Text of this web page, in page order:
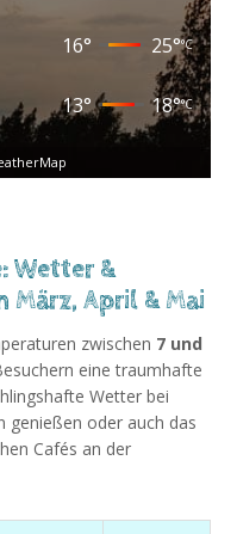
16° 25°°C
13° 18°°C
Wetter &
April & Mai
zwischen 7 und
eine traumhafte
Wetter bei
genießen oder auch das
Cafés an der